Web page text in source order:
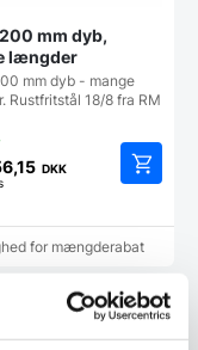
mm dyb,
længder
mm dyb - mange
Rustfritstål 18/8 fra RM
DKK
har
flere
kan
vælges
for mængderabat